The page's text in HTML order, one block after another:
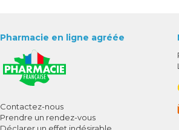
Pharmacie en ligne agréée
Contactez-nous
Prendre un rendez-vous